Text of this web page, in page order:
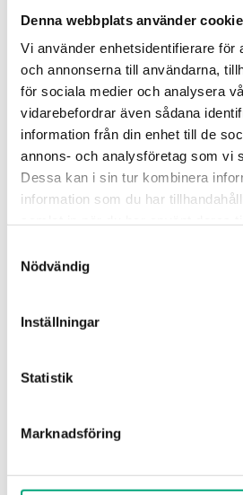
Denna webbplats använder
Vi använder enhetsidentifierare för
och annonserna till användarna,
för sociala medier och analysera
vidarebefordrar även sådana
information från din enhet till de
annons- och analysföretag som vi
Dessa kan i sin tur kombinera
information som du har
Nödvändig
Inställningar
Statistik
Marknadsföring
REGIN
DIN-rail
DIN-rail monteringssats till
MJUKVARA &
Artiklar